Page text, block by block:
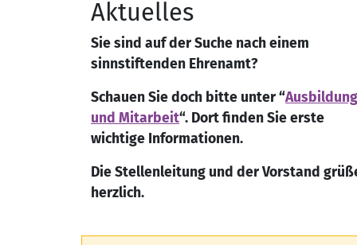
Aktuelles
Sie sind auf der Suche nach einem
sinnstiftenden Ehrenamt?
Schauen Sie doch bitte unter “Ausbildung
und Mitarbeit“. Dort finden Sie erste
wichtige Informationen.
Die Stellenleitung und der Vorstand
herzlich.